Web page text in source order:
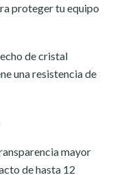
proteger tu equipo
de cristal
una resistencia de
mayor
de hasta 12